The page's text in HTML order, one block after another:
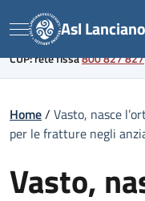
to
content
Link al portale sanitario
Menu Asl
CUP: rete fissa800 827 827
Home/ Vasto, nasce
per le fratture negli
Vasto,